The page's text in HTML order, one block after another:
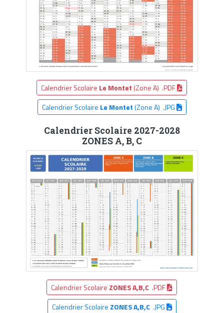
Calendrier Scolaire Le Montet (Zone A) .PDF
Calendrier Scolaire Le Montet(Zone A) .JPG
Calendrier Scolaire 2027-2028
ZONES A, B, C
Calendrier Scolaire ZONES A,B,C .PDF
Calendrier Scolaire ZONES A,B,C.JPG